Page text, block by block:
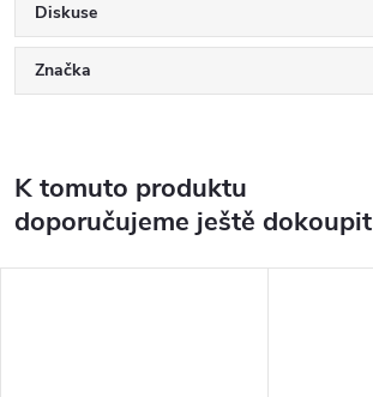
Diskuse
Značka
K tomuto produktu
doporučujeme ještě dokoupit